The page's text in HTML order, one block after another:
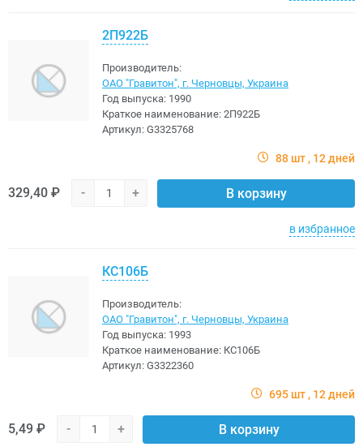
2П922Б
Производитель:
ОАО "Гравитон", г. Черновцы, Украина
Год выпуска: 1990
Краткое наименование: 2П922Б
Артикул: G3325768
88 шт 12 дней
329,40 ₽ - + В корзину
в избранное
КС106Б
Производитель:
ОАО "Гравитон", г. Черновцы, Украина
Год выпуска: 1993
Краткое наименование: КС106Б
Артикул: G3322360
695 шт 12 дней
5,49 ₽ - + В корзину